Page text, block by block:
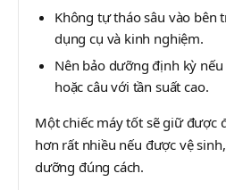
Không tự tháo sâu vào bên
dụng cụ và kinh nghiệm.
Nên bảo dưỡng định kỳ
hoặc câu với tần suất cao.
Một chiếc máy tốt sẽ giữ được
hơn rất nhiều nếu được vệ
dưỡng đúng cách.